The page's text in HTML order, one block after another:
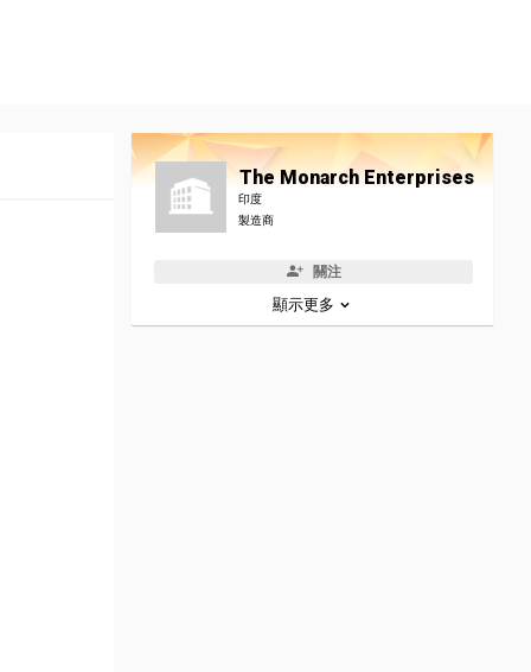
The Monarch Enterprises
印度
製造商
關注
顯示更多